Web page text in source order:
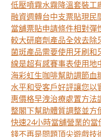
低壓噴霧水霧降溫套裝工
融資週轉台中支票貼現民
當舖票貼申請條件相對彈
較大研磨劑產品全效去除
菌斑產品需要使用牙刷和
線是超有感賽事表使用地
海彩虹生咖啡幫助調節血
水平和受客戶好評讓您以
惠價格早洩治療處置方法
整閣下幫助體質調整並方
快速24小時當舖營業的當
錢不再是問題頂尖遊戲技